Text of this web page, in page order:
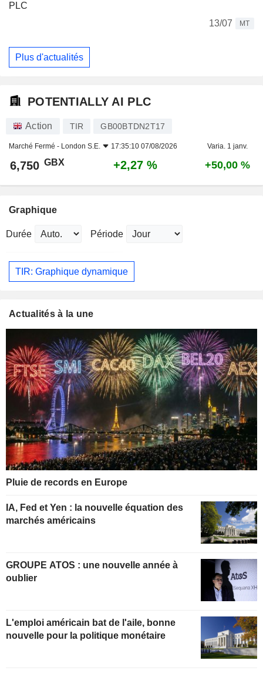
PLC
13/07
MT
Plus d'actualités
POTENTIALLY AI PLC
Action TIR GB00BTDN2T17
Marché Fermé - London S.E. 17:35:10 07/08/2026 Varia. 1 janv.
6,750 GBX +2,27 % +50,00 %
Graphique
Durée Période
TIR: Graphique dynamique
Actualités à la une
Pluie de records en Europe
IA, Fed et Yen : la nouvelle équation des
marchés américains
GROUPE ATOS : une nouvelle année à
oublier
L'emploi américain bat de l'aile, bonne
nouvelle pour la politique monétaire